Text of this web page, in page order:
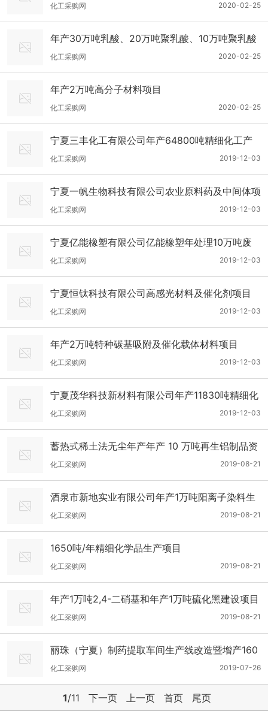
2020-02-25
化工采购网
年产30万吨乳酸、20万吨聚乳酸、10万吨聚乳酸
纤维生产线项目
2020-02-25
化工采购网
年产2万吨高分子材料项目
2020-02-25
化工采购网
宁夏三丰化工有限公司年产64800吨精细化工产
品及中间体项目
2019-12-03
化工采购网
宁夏一帆生物科技有限公司农业原料药及中间体项
目
2019-12-03
化工采购网
宁夏亿能橡塑有限公司亿能橡塑年处理10万吨废
轮胎胶粉生产项目安全预评价报告
2019-12-03
化工采购网
宁夏恒钛科技有限公司高感光材料及催化剂项目
2019-12-03
化工采购网
年产2万吨特种碳基吸附及催化载体材料项目
2019-12-03
化工采购网
宁夏茂华科技新材料有限公司年产11830吨精细化
工产品项目
2019-12-03
化工采购网
蓄热式稀土法无尘年产年产 10 万吨再生铝制品资
源综合利用项目
2019-08-21
化工采购网
酒泉市新地实业有限公司年产1万吨阳离子染料生
产加工项目
2019-08-21
化工采购网
1650吨/年精细化学品生产项目
2019-08-21
化工采购网
年产1万吨2,4-二硝基和年产1万吨硫化黑建设项目
2019-08-21
化工采购网
丽珠（宁夏）制药提取车间生产线改造暨增产160
吨美伐他汀、120吨洛伐他汀项目
2019-07-26
化工采购网
1/11 下一页 上一页 首页 尾页